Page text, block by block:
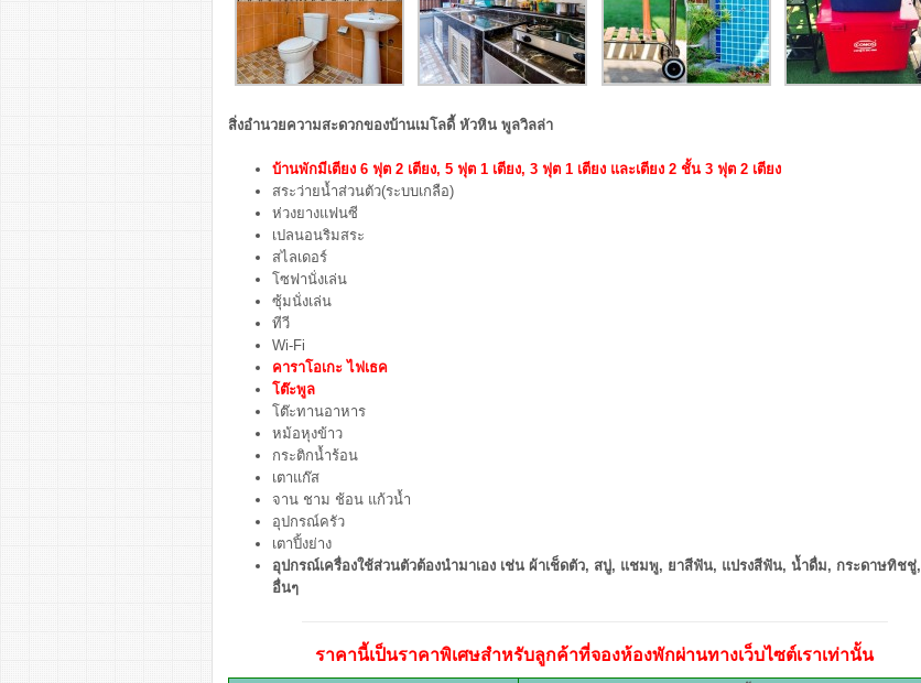
สิ่งอำนวยความสะดวกของบ้านเมโลดี้ หัวหิน พูลวิลล่า
บ้านพักมีเตียง 6 ฟุต 2 เตียง, 5 ฟุต 1 เตียง, 3 ฟุต 1 เตียง และเตียง 2 ชั้น 3 ฟุต 2 เตียง
สระว่ายน้ำส่วนตัว(ระบบเกลือ)
ห่วงยางแฟนซี
เปลนอนริมสระ
สไลเดอร์
โซฟานั่งเล่น
ซุ้มนั่งเล่น
ทีวี
Wi-Fi
คาราโอเกะ ไฟเธค
โต๊ะพูล
โต๊ะทานอาหาร
หม้อหุงข้าว
กระติกน้ำร้อน
เตาแก๊ส
จาน ชาม ช้อน แก้วน้ำ
อุปกรณ์ครัว
เตาปิ้งย่าง
อุปกรณ์เครื่องใช้ส่วนตัวต้องนำมาเอง เช่น ผ้าเช็ดตัว, สบู่, แชมพู, ยาสีฟัน, แปรงสีฟัน, น้ำดื่ม, กระดาษทิชชู่,
อื่นๆ
ราคานี้เป็นราคาพิเศษสำหรับลูกค้าที่จองห้องพักผ่านทางเว็บไซต์เราเท่านั้น